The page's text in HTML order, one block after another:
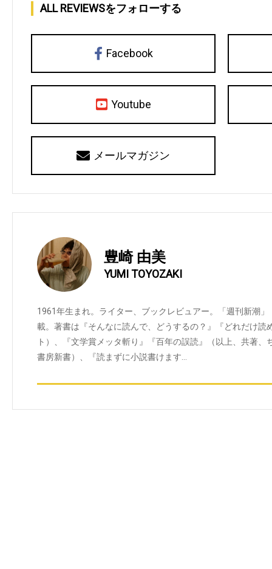
ALL REVIEWSをフォローする
Facebook
Youtube
メールマガジン
豊崎 由美
YUMI TOYOZAKI
1961年生まれ。ライター、ブックレビュアー。「週刊新潮
載。著書は『そんなに読んで、どうするの？』『どれだけ読
ト）、『文学賞メッタ斬り』『百年の誤読』（以上、共著
書房新書）、『読まずに小説書けます…